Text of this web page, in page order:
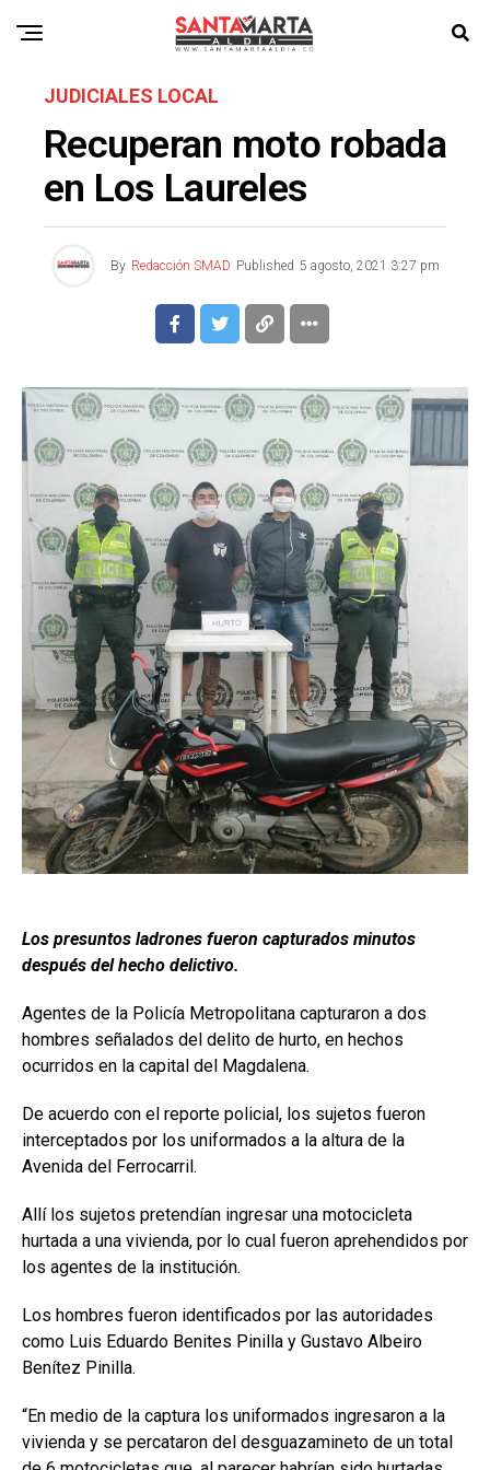
JUDICIALES LOCAL
Recuperan moto robada
en Los Laureles
By Redacción SMAD Published 5 agosto, 2021 3:27 pm
Los presuntos ladrones fueron capturados minutos
después del hecho delictivo.
Agentes de la Policía Metropolitana capturaron a dos
hombres señalados del delito de hurto, en hechos
ocurridos en la capital del Magdalena.
De acuerdo con el reporte policial, los sujetos fueron
interceptados por los uniformados a la altura de la
Avenida del Ferrocarril.
Allí los sujetos pretendían ingresar una motocicleta
hurtada a una vivienda, por lo cual fueron aprehendidos por
los agentes de la institución.
Los hombres fueron identificados por las autoridades
como Luis Eduardo Benites Pinilla y Gustavo Albeiro
Benítez Pinilla.
“En medio de la captura los uniformados ingresaron a la
vivienda y se percataron del desguazamineto de un total